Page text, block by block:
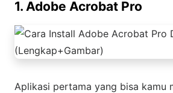
1. Adobe Acrobat Pro
Aplikasi pertama yang bisa kamu